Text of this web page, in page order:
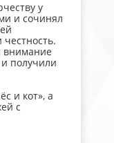
у
и сочинял
внимание
получили
и кот», а
с